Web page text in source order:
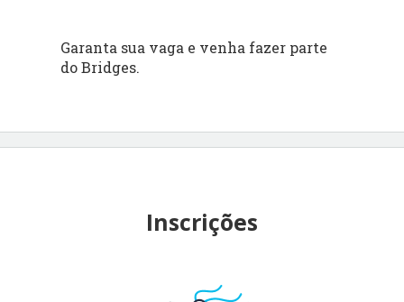
Garanta sua vaga e venha fazer parte
do Bridges.
Inscrições